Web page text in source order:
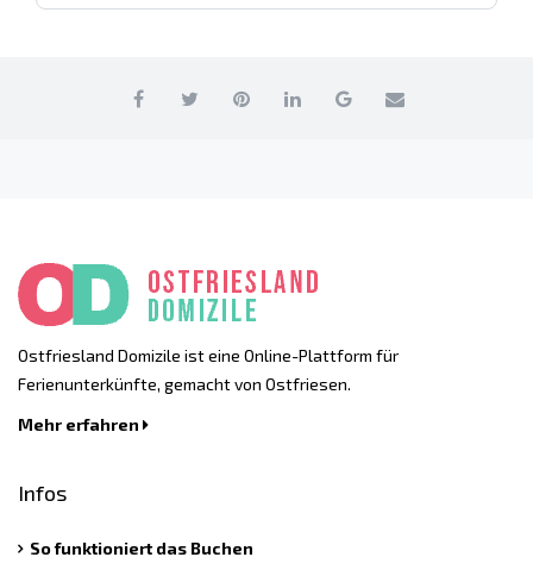
Ostfriesland Domizile ist eine Online-Plattform für
Ferienunterkünfte, gemacht von Ostfriesen.
Mehr erfahren
Infos
So funktioniert das Buchen